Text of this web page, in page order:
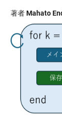
著者Mahato